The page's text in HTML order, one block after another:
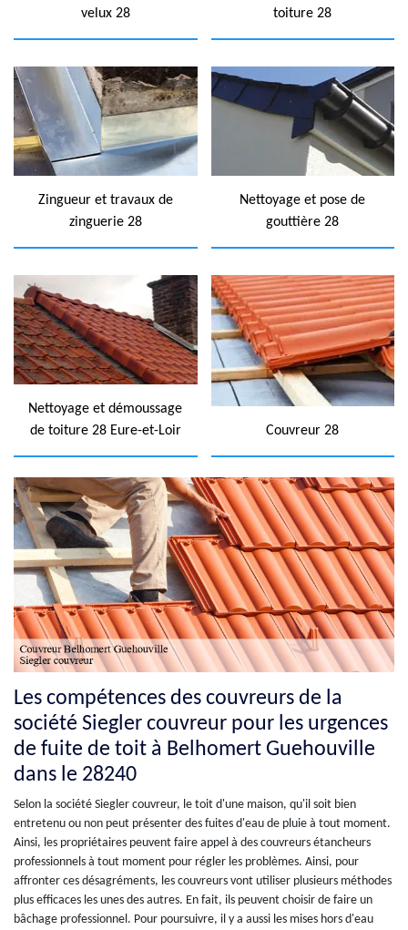
velux 28
toiture 28
Zingueur et travaux de
zinguerie 28
Nettoyage et pose de
gouttière 28
Nettoyage et démoussage
de toiture 28 Eure-et-Loir
Couvreur 28
Les compétences des couvreurs de la
société Siegler couvreur pour les urgences
de fuite de toit à Belhomert Guehouville
dans le 28240
Selon la société Siegler couvreur, le toit d'une maison, qu'il soit bien
entretenu ou non peut présenter des fuites d'eau de pluie à tout moment.
Ainsi, les propriétaires peuvent faire appel à des couvreurs étancheurs
professionnels à tout moment pour régler les problèmes. Ainsi, pour
affronter ces désagréments, les couvreurs vont utiliser plusieurs méthodes
plus efficaces les unes des autres. En fait, ils peuvent choisir de faire un
bâchage professionnel. Pour poursuivre, il y a aussi les mises hors d'eau